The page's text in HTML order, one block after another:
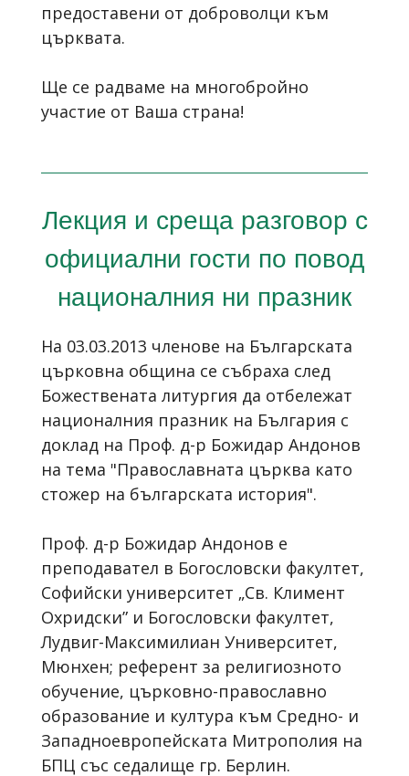
предоставени от доброволци към
църквата.
Ще се радваме на многобройно
участие от Ваша страна!
Лекция и среща разговор с
официални гости по повод
националния ни празник
На 03.03.2013 членове на Българската
църковна община се събраха след
Божествената литургия да отбележат
националния празник на България с
доклад на Проф. д-р Божидар Андонов
на тема "Православната църква като
стожер на българската история".
Проф. д-р Божидар Андонов е
преподавател в Богословски факултет,
Софийски университет „Св. Климент
Охридски” и Богословски факултет,
Лудвиг-Максимилиан Университет,
Мюнхен; референт за религиозното
обучение, църковно-православно
образование и култура към Средно- и
Западноевропейската Митрополия на
БПЦ със седалище гр. Берлин.